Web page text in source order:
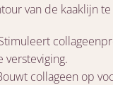
van de kaaklijn
versteviging.
collageen op